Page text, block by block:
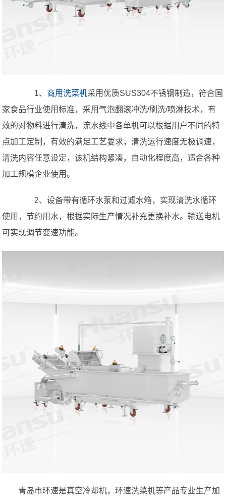
1、 商用洗菜机采用优质SUS304不锈钢制造，符合国
家食品行业使用标准，采用气泡翻滚冲洗/刷洗/喷淋技术，有
效的对物料进行清洗，流水线中各单机可以根据用户不同的特
点加工定制，有效的满足工艺要求，清洗运行速度无极调速，
清洗内容任意设定，该机结构紧凑，自动化程度高，适合各种
加工规模企业使用。
2、设备带有循环水泵和过滤水箱，实现清洗水循环
使用，节约用水，根据实际生产情况补充更换补水。输送电机
可实现调节变速功能。
青岛市环速是真空冷却机，环速洗菜机等产品专业生产加